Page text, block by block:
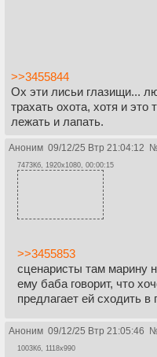
>>3455844
Ох эти лисьи глазищи...
трахать охота, хотя и это
лежать и лапать.
Аноним 09/12/25 Втр 21:04:12
7473Кб, 1920x1080, 00:00:15
>>3455853
сценаристы там марину
ему баба говорит, что
предлагает ей сходить в
Аноним 09/12/25 Втр 21:05:46
1003Кб, 1118x990